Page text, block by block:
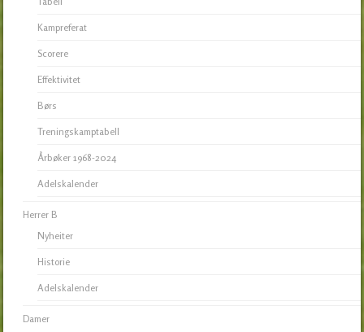
Kampreferat
Scorere
Effektivitet
Børs
Treningskamptabell
Årbøker 1968-2024
Adelskalender
Herrer B
Nyheiter
Historie
Adelskalender
Damer